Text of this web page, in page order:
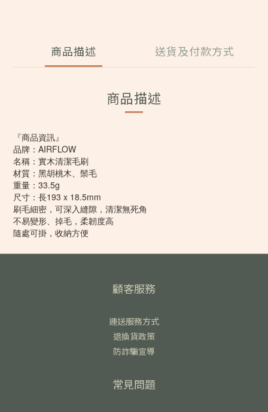
商品描述 送貨及付款方式
商品描述
『商品資訊』
品牌：AIRFLOW
名稱：實木清潔毛刷
材質：黑胡桃木、鬃毛
重量：33.5g
尺寸：長193 x 18.5mm
刷毛細密，可深入縫隙，清潔無死角
不易變形、掉毛，柔韌度高
隨處可掛，收納方便
顧客服務
運送服務方式
退換貨政策
防詐騙宣導
常見問題